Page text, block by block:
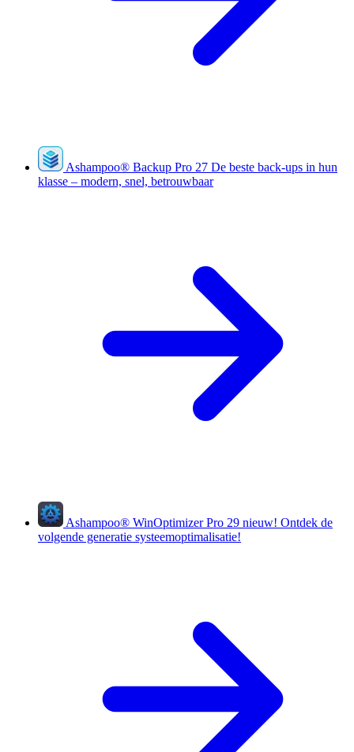
Ashampoo® Backup Pro 27 De beste back-ups in hun
klasse – modern, snel, betrouwbaar
Ashampoo® WinOptimizer Pro 29 nieuw! Ontdek de
volgende generatie systeemoptimalisatie!